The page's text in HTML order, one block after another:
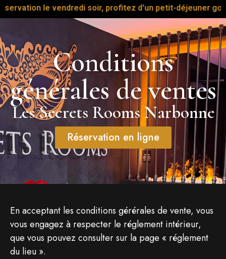
soir, profitez d'un petit-déjeuner gourmand
Conditions
générales de ventes
Les Secrets Rooms Narbonne
Réservation en ligne
En acceptant les conditions gérérales de vente, vous
vous engagez à respecter le réglement intérieur,
que vous pouvez consulter sur la page « réglement
du lieu ».